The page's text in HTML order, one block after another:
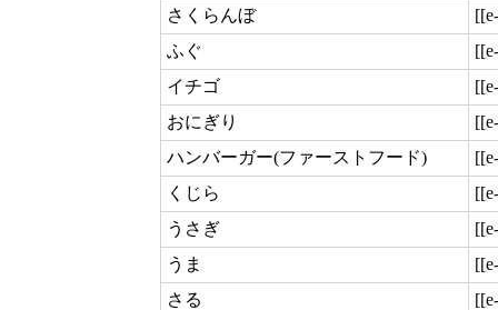
さくらんぼ
ふぐ
イチゴ
おにぎり
ハンバーガー(ファーストフード)
くじら
うさぎ
うま
さる